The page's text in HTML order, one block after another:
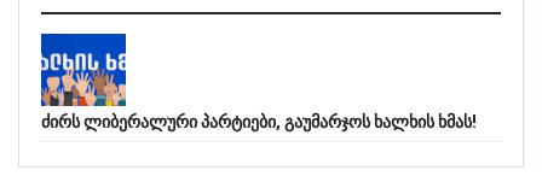
ძირს ლიბერალური პარტიები, გაუმარჯოს ხალხის ხმას!